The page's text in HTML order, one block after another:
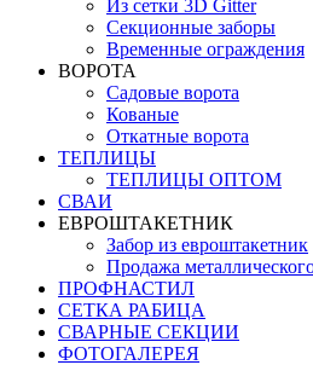
Из сетки 3D Gitter
Секционные заборы
Временные ограждения
ВОРОТА
Садовые ворота
Кованые
Откатные ворота
ТЕПЛИЦЫ
ТЕПЛИЦЫ ОПТОМ
СВАИ
ЕВРОШТАКЕТНИК
Забор из евроштакетник
Продажа
ПРОФНАСТИЛ
СЕТКА РАБИЦА
СВАРНЫЕ СЕКЦИИ
ФОТОГАЛЕРЕЯ